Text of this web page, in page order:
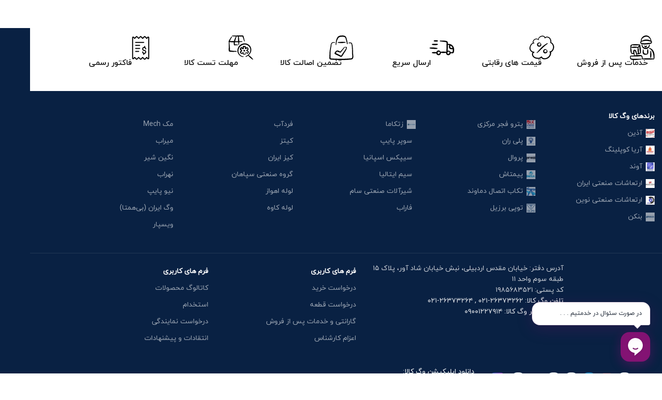
خدمات پس از فروش قیمت های رقابتی ارسال سریع تضمین اصالت کالا مهلت تست کالا فاکتور رسمی
برندهای وگ کالا
آذین
آریا کوپلینگ
آوند
ارتعاشات صنعتی ایران
ارتعاشات صنعتی نوین
بنکن
پترو فجر مرکزی
پلی ران
پروال
پیمتاش
تکاب اتصال دماوند
توپی برزیل
زتکاما
سوپر پایپ
سیپکس اسپانیا
سیم ایتالیا
شیرآلات صنعتی سام
فاراب
فردآب
کیتز
کیز ایران
گروه صنعتی سپاهان
لوله اهواز
لوله کاوه
مک Mech
میراب
نگین شیر
نهراب
نیو پایپ
وگ ایران (بی‌همتا)
ویسپار
آدرس دفتر: خیابان مقدس اردبیلی، نبش خیابان شاد آور، پلاک ۱۵
طبقه سوم واحد ۱۱
کد پستی: ۱۹۸۵۶۸۳۵۲۱
تلفن وگ کالا: ۲۶۳۷۳۲۶۲-۰۲۱ , ۲۶۳۷۳۲۶۴-۰۲۱
موبایل دفتر وگ کالا: ۰۹۰۰۱۲۲۷۹۱۴
فرم های کاربری
درخواست خرید
درخواست قطعه
گارانتی و خدمات پس از فروش
اعزام کارشناس
فرم های کاربری
کاتالوگ محصولات
استخدام
درخواست نمایندگی
انتقادات و پیشنهادات
دانلود اپلیکیشن وگ کالا:
در صورت سئوال در خدمتیم . . .